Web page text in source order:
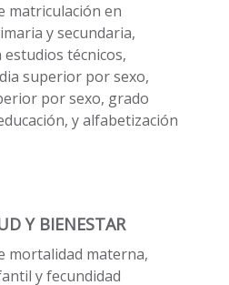
matriculación en
y secundaria,
técnicos,
superior por sexo,
por sexo, grado
y alfabetización
Y BIENESTAR
mortalidad materna,
y fecundidad